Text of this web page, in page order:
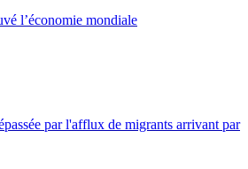
l’économie mondiale
par l'afflux de migrants arrivant par